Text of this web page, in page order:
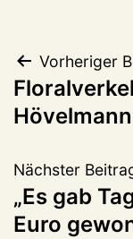
Vorheriger
Nächster
„Es gab
Euro